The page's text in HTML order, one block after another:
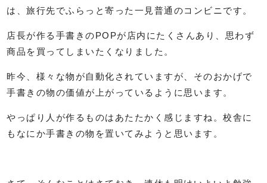
は、旅行先でふらっと寄った一見普通のコンビニです。
店長が作る手書きのPOPが店内にたくさんあり、思わず
商品を買ってしまいたくなりました。
昨今、様々な物が自動化されていますが、そのおかげで
手書きの物の価値が上がっているように思います。
やっぱり人が作るものはあたたかく感じますね。校舎に
もなにか手書きの物を置いてみようと思います。